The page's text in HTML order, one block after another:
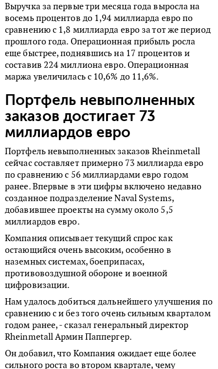
Выручка за первые три месяца года выросла на
восемь процентов до 1,94 миллиарда евро по
сравнению с 1,8 миллиарда евро за тот же период
прошлого года. Операционная прибыль росла
еще быстрее, поднявшись на 17 процентов и
составив 224 миллиона евро. Операционная
маржа увеличилась с 10,6% до 11,6%.
Портфель невыполненных
заказов достигает 73
миллиардов евро
Портфель невыполненных заказов Rheinmetall
сейчас составляет примерно 73 миллиарда евро
по сравнению с 56 миллиардами евро годом
ранее. Впервые в эти цифры включено недавно
созданное подразделение Naval Systems,
добавившее проекты на сумму около 5,5
миллиардов евро.
Компания описывает текущий спрос как
остающийся очень высоким, особенно в
наземных системах, боеприпасах,
противовоздушной обороне и военной
цифровизации.
Нам удалось добиться дальнейшего улучшения по
сравнению с и без того очень сильным кварталом
годом ранее, - сказал генеральный директор
Rheinmetall Армин Паппергер.
Он добавил, что Компания ожидает еще более
сильного роста во втором квартале, чему